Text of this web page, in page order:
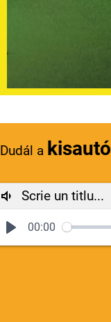
Dudál a kisautó
Scrie un titlu...
00:00